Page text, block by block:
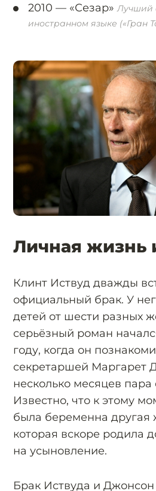
2010 — «Сезар» Лучший
иностранном языке («Гран
Личная жизнь
Клинт Иствуд дважды
официальный брак. У
детей от шести разных
серьёзный роман
году, когда он
секретаршей Маргарет
несколько месяцев пара
Известно, что к этому
была беременна
которая вскоре родила
на усыновление.
Брак Иствуда и